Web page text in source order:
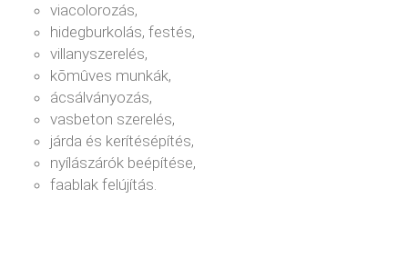
viacolorozás,
hidegburkolás, festés,
villanyszerelés,
kõmûves munkák,
ácsálványozás,
vasbeton szerelés,
járda és kerítésépítés,
nyílászárók beépítése,
faablak felújítás.